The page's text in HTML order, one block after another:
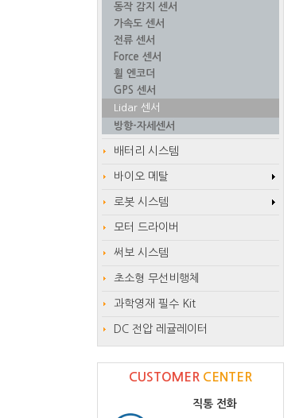
동작 감지 센서
가속도 센서
전류 센서
Force 센서
휠 엔코더
GPS 센서
Lidar 센서
방향-자세센서
배터리 시스템
바이오 메탈
로봇 시스템
모터 드라이버
써보 시스템
초소형 무선비행체
과학영재 필수 Kit
DC 전압 레귤레이터
CUSTOMER CENTER
직통 전화